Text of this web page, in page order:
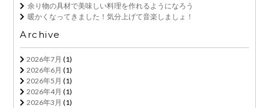
余り物の具材で美味しい料理を作れるようになろう
暖かくなってきました！気分上げて音楽しましょ！
Archive
2026年7月 (1)
2026年6月 (1)
2026年5月 (1)
2026年4月 (1)
2026年3月 (1)